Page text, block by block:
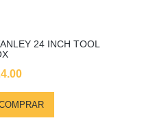
24 INCH TOOL